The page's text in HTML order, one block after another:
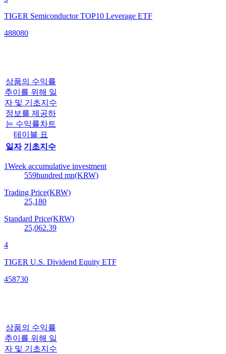
TIGER Semiconductor TOP10 Leverage ETF
488080
상품의 수익률
추이를 위해 일
자 및 기초지수
정보를 제공하
는 수익률차트
테이블 표
일자 기초지수
1Week accumulative investment
559hundred mn(KRW)
Trading Price(KRW)
25,180
Standard Price(KRW)
25,062.39
4
TIGER U.S. Dividend Equity ETF
458730
상품의 수익률
추이를 위해 일
자 및 기초지수